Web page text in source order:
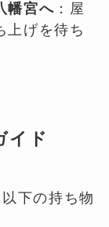
幡宮へ ：屋
上げを待ち
イド
下の持ち物